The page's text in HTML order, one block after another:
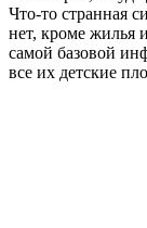
Что-то странная
нет, кроме жилья
самой базовой
все их детские